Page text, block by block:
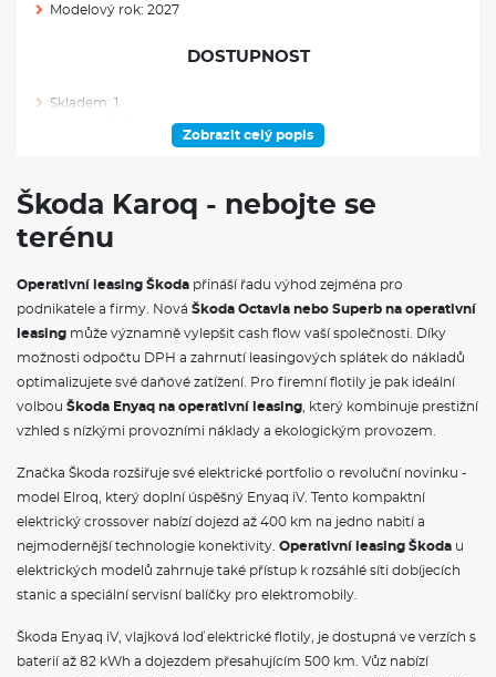
Modelový rok: 2027
DOSTUPNOST
Skladem: 1
Rezervní kolo - dojezdové
Sada nářadí a zvedák vozu
Tažné zařízení sklopné, el. odjistitelné
Černě lakované nápisy na pátých dveřích
Sunset - zatmavená zadní okna
Prodloužený zadní spoiler v barvě karoserie
Vnější zpětná zrcátka lakovaná v černé barvě
Black paket
VÝBAVA VE VÝBAVA STUPNI
Deštník pod sedadlem spolujezdce
Sluneční clona s make-up zrcátkem, osvětlená u řidiče a
spolujezdce
Kožená hlavice řadící páky
Schránka na brýle
Dvouzónová klimatizace Climatronic
Sportovní kryty pedálů z nerezové oceli
Textilní koberce vpředu a vzadu
Vyhřívané čelní sklo
Zobrazit celý popis
Škoda Karoq - nebojte se
terénu
Operativní leasing Škoda přináší řadu výhod zejména pro
podnikatele a firmy. Nová Škoda Octavia nebo Superb na operativní
leasing může významně vylepšit cash flow vaší společnosti. Díky
možnosti odpočtu DPH a zahrnutí leasingových splátek do nákladů
optimalizujete své daňové zatížení. Pro firemní flotily je pak ideální
volbou Škoda Enyaq na operativní leasing , který kombinuje prestižní
vzhled s nízkými provozními náklady a ekologickým provozem.
Značka Škoda rozšiřuje své elektrické portfolio o revoluční novinku -
model Elroq, který doplní úspěšný Enyaq iV. Tento kompaktní
elektrický crossover nabízí dojezd až 400 km na jedno nabití a
nejmodernější technologie konektivity. Operativní leasing Škoda u
elektrických modelů zahrnuje také přístup k rozsáhlé síti dobíjecích
stanic a speciální servisní balíčky pro elektromobily.
Škoda Enyaq iV, vlajková loď elektrické flotily, je dostupná ve verzích s
baterií až 82 kWh a dojezdem přesahujícím 500 km. Vůz nabízí